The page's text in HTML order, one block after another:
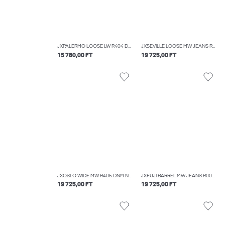
JXPALERMO LOOSE LW R404 DNM NOOS
15 780,00 FT
JXSEVILLE LOOSE MW JEANS R232 DNM NOOS
19 725,00 FT
JXOSLO WIDE MW R405 DNM NOOS
19 725,00 FT
JXFUJI BARREL MW JEANS R004 DNM NOOS
19 725,00 FT